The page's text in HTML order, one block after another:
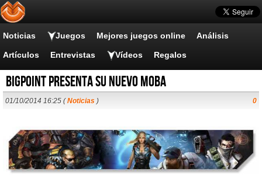
Noticias Juegos Mejores juegos online Análisis
Artículos Entrevistas Vídeos Regalos
Bigpoint presenta su nuevo MOBA
01/10/2014 16:25 (Noticias ) 0